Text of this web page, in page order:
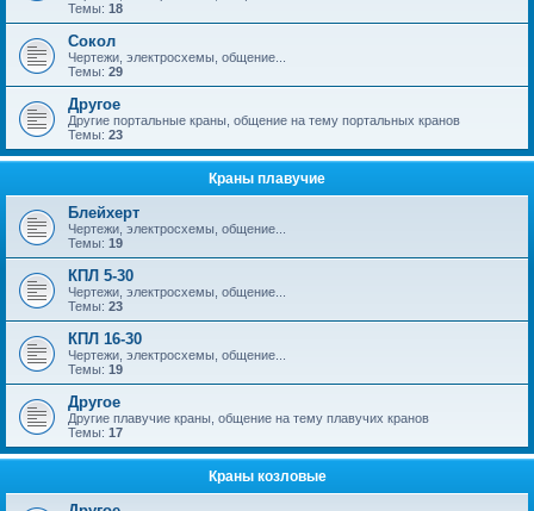
Темы: 18
Сокол
Чертежи, электросхемы, общение...
Темы: 29
Другое
Другие портальные краны, общение на тему портальных кранов
Темы: 23
Краны плавучие
Блейхерт
Чертежи, электросхемы, общение...
Темы: 19
КПЛ 5-30
Чертежи, электросхемы, общение...
Темы: 23
КПЛ 16-30
Чертежи, электросхемы, общение...
Темы: 19
Другое
Другие плавучие краны, общение на тему плавучих кранов
Темы: 17
Краны козловые